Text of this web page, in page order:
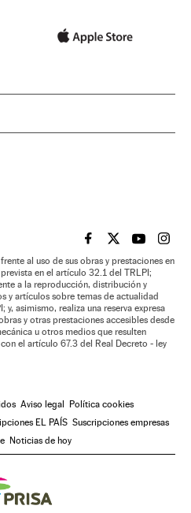
EL PAÍS BRASIL EN
EL PAÍSEL PAÍS
EL
al uso de sus obras y prestaciones en
en el artículo 32.1 del TRLPI;
a la reproducción, distribución y
y artículos sobre temas de actualidad
asimismo, realiza una reserva expresa
y otras prestaciones accesibles desde
u otros medios que resulten
el artículo 67.3 del Real Decreto - ley
Aviso legal
Política cookies
EL PAÍS Suscripciones empresas
Noticias de hoy